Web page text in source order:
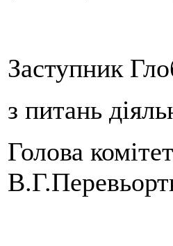
Заступник
з питань
Голова